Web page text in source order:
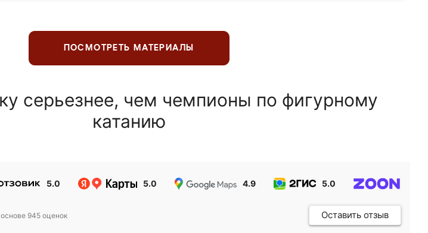
ПОСМОТРЕТЬ МАТЕРИАЛЫ
серьезнее, чем чемпионы по фигурному
катанию
5.0 5.0 4.9 5.0
945 оценок Оставить отзыв